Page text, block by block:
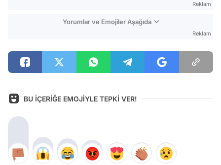
Reklam
Yorumlar ve Emojiler Aşağıda
Reklam
BU İÇERİĞE EMOJİYLE TEPKİ VER!